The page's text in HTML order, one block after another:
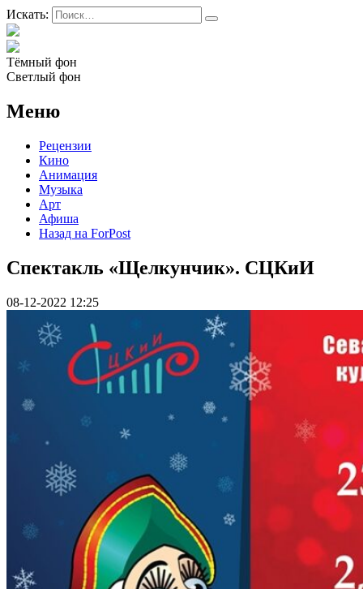
Искать:
Тёмный фон
Светлый фон
Меню
Рецензии
Кино
Анимация
Музыка
Арт
Афиша
Назад на ForPost
Спектакль «Щелкунчик». СЦКиИ
08-12-2022 12:25